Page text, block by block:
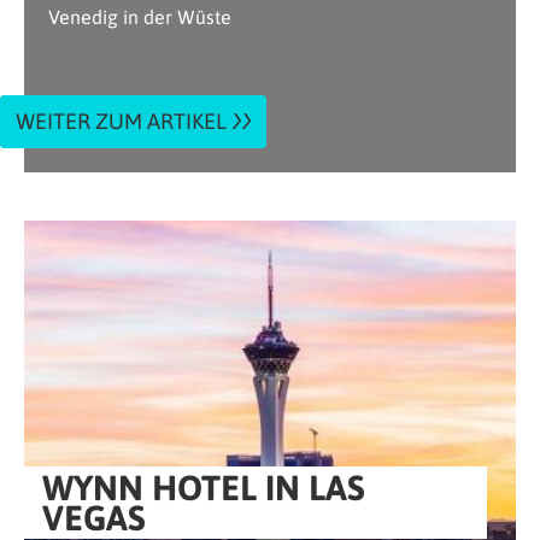
Venedig in der Wüste
WEITER ZUM ARTIKEL
WYNN HOTEL IN LAS
VEGAS